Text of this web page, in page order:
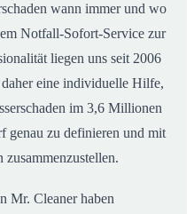
wann immer und wo
Notfall-Sofort-Service zur
liegen uns seit 2006
eine individuelle Hilfe,
im 3,6 Millionen
genau zu definieren und mit
Mr. Cleaner haben